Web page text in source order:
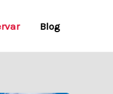
Blog